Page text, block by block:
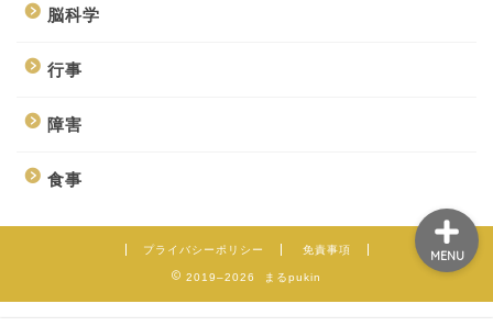
脳科学
行事
障害
食事
プライバシーポリシー 免責事項
2019–2026 まるpukin
MENU